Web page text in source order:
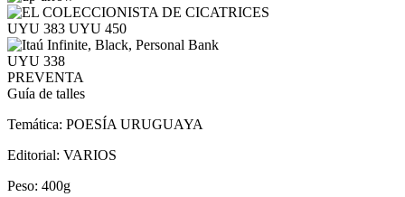
UYU 383 UYU 450
UYU 338
PREVENTA
Guía de talles
Temática: POESÍA URUGUAYA
Editorial: VARIOS
Peso: 400g